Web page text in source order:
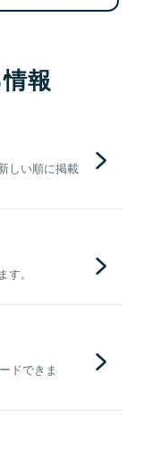
報
しい順に掲載
。
ドできま